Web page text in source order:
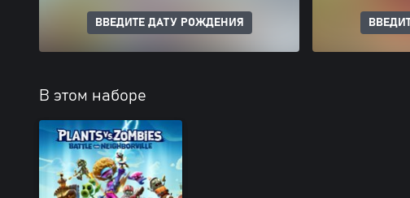
ВВЕДИТЕ ДАТУ РОЖДЕНИЯ
В этом наборе